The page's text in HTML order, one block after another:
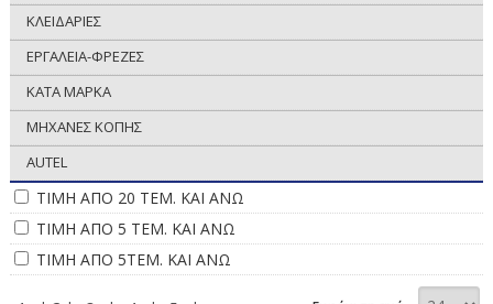
ΚΛΕΙΔΑΡΙΕΣ
ΕΡΓΑΛΕΙΑ-ΦΡΕΖΕΣ
ΚΑΤΑ ΜΑΡΚΑ
ΜΗΧΑΝΕΣ ΚΟΠΗΣ
AUTEL
ΤΙΜΗ ΑΠΟ 20 ΤΕΜ. ΚΑΙ ΑΝΩ
ΤΙΜΗ ΑΠΟ 5 ΤΕΜ. ΚΑΙ ΑΝΩ
ΤΙΜΗ ΑΠΟ 5ΤΕΜ. ΚΑΙ ΑΝΩ